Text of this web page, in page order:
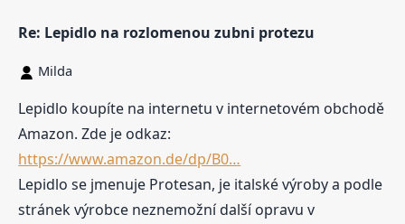
Re: Lepidlo na rozlomenou zubni protezu
Milda
Lepidlo koupíte na internetu v internetovém obchodě
Amazon. Zde je odkaz:
https://www.amazon.de/dp/B0…
Lepidlo se jmenuje Protesan, je italské výroby a podle
stránek výrobce neznemožní další opravu v